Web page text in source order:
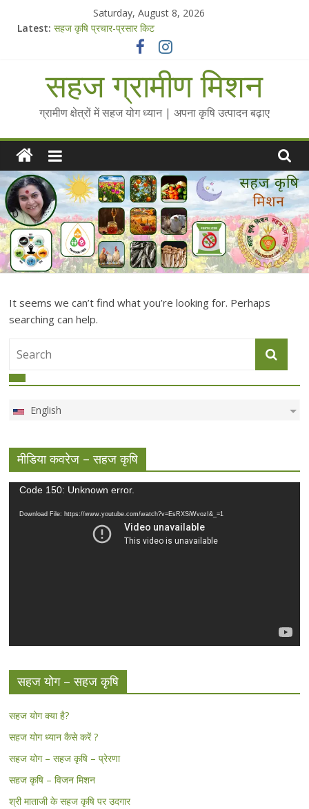
Saturday, August 8, 2026
Latest: सहज कृषि प्रचार-प्रसार किट
Standee Designs @ 2025 for Sahaj Krishi Promotions
Chalo Gaon Ki Or Abhiyaan - 2025-26
Collected Talks on Vibrated Water
सहज ग्रामीण मिशन
ग्रामीण क्षेत्रों में सहज योग ध्यान | अपना कृषि उत्पादन बढ़ाए
It seems we can’t find what you’re looking for. Perhaps
searching can help.
English
मीडिया कवरेज – सहज कृषि
Video
Code 150: Unknown error.
Download File: https://www.youtube.com/watch?v=EsRXSiWvozI&_=1
सहज योग – सहज कृषि
सहज योग क्या है?
सहज योग ध्यान कैसे करें ?
सहज योग – सहज कृषि – प्रेरणा
सहज कृषि – विजन मिशन
श्री माताजी के सहज कृषि पर उदगार